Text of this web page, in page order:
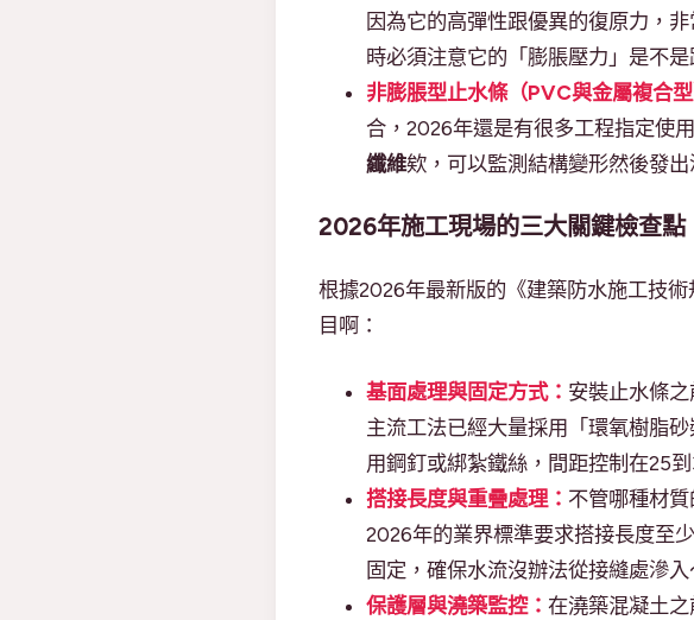
因為它的高彈性跟優異的復原力，
時必須注意它的「膨脹壓力」是不
非膨脹型止水條（PVC與金屬複合型
合，2026年還是有很多工程指定使
纖維欸，可以監測結構變形然後發
2026年施工現場的三大關鍵檢查點
根據2026年最新版的《建築防水施工技
目啊：
基面處理與固定方式： 安裝止水條
主流工法已經大量採用「環氧樹脂
用鋼釘或綁紮鐵絲，間距控制在25
搭接長度與重疊處理： 不管哪種材
2026年的業界標準要求搭接長度至
固定，確保水流沒辦法從接縫處滲入
保護層與澆築監控： 在澆築混凝土